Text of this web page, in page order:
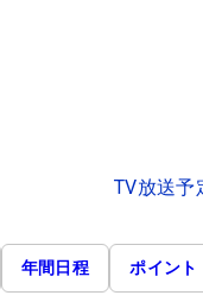
TV放送予
年間日程 ポイント